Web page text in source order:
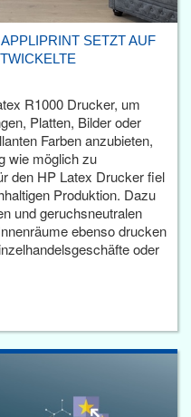
SETZT AUF
R1000 Drucker, um
Platten, Bilder oder
Farben anzubieten,
wie möglich zu
den HP Latex Drucker fiel
Produktion. Dazu
und geruchsneutralen
ebenso drucken
oder